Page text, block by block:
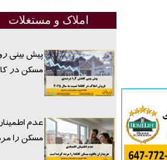
املاک و مستغلات
پیش بینی
مسکن در
عدم
مسکن را